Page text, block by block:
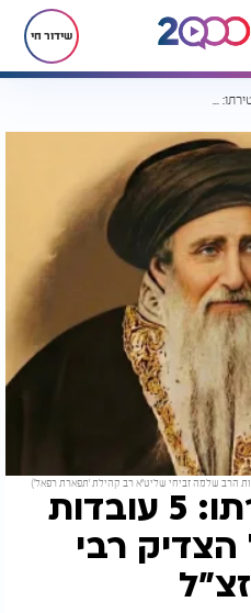
שידור חי
127 שנים לפטירתו: 5 עובדות ממסכת חייו של הצדיק רבי אברהם פלאג'י זצ"ל
הרב שלמה זביחי שליט''א רב קהילת 'תפארת רפאל')
127 שנים לפטירתו: 5 עובדות
רבי